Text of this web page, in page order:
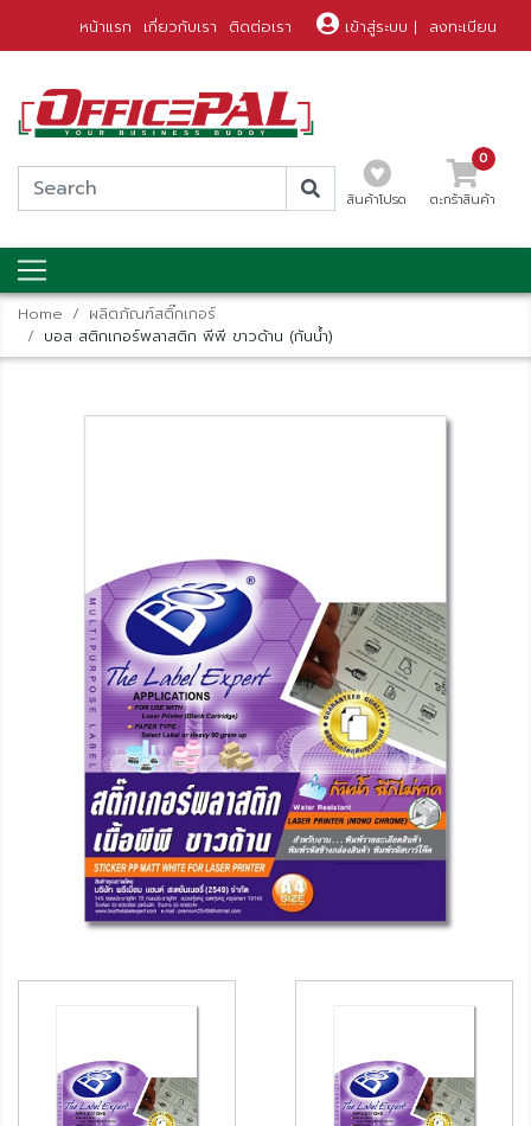
เข้าสู่ระบบ | ลงทะเบียน
หน้าแรก เกี่ยวกับเรา ติดต่อเรา
สินค้าโปรด ตะกร้าสินค้า
0
Home
ผลิตภัณฑ์สติ๊กเกอร์
บอส สติกเกอร์พลาสติก พีพี ขาวด้าน (กันน้ำ)